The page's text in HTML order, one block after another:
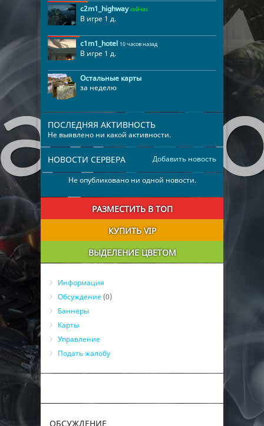
c2m1_highway сейчас
В игре 1 д.
c1m1_hotel 10 часов назад
В игре 1 д.
Остальные карты
за неделю
ПОСЛЕДНЯЯ АКТИВНОСТЬ
Не выявлено ни какой активности.
Добавить новость
НОВОСТИ СЕРВЕРА
Не опубликовано ни одной новости.
РАЗМЕСТИТЬ В ТОП
КУПИТЬ VIP
ВЫДЕЛЕНИЕ ЦВЕТОМ
Информация
Обсуждение (0)
Баннеры
Карты
Управление
Подать жалобу
ОБСУЖДЕНИЕ